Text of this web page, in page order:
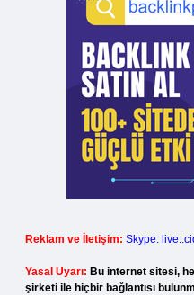
Reklam ve İletişim: Skype:
Yasal Uyarı: Bu internet sitesi,
şirketi ile hiçbir bağlantısı